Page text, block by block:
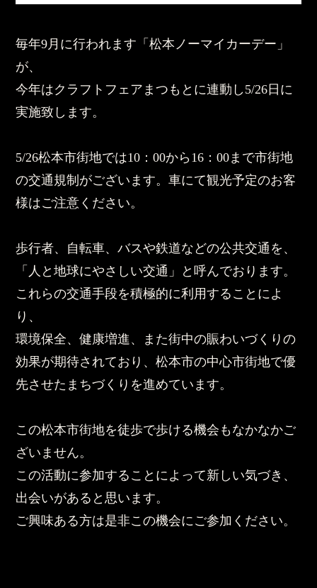
毎年9月に行われます「松本ノーマイカーデー」
が、
今年はクラフトフェアまつもとに連動し5/26日に
実施致します。
5/26松本市街地では10：00から16：00まで市街地
の交通規制がございます。車にて観光予定のお客
様はご注意ください。
歩行者、自転車、バスや鉄道などの公共交通を、
「人と地球にやさしい交通」と呼んでおります。
これらの交通手段を積極的に利用することによ
り、
環境保全、健康増進、また街中の賑わいづくりの
効果が期待されており、松本市の中心市街地で優
先させたまちづくりを進めています。
この松本市街地を徒歩で歩ける機会もなかなかご
ざいません。
この活動に参加することによって新しい気づき、
出会いがあると思います。
ご興味ある方は是非この機会にご参加ください。